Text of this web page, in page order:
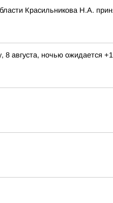
Красильникова Н.А.
августа, ночью ожидается